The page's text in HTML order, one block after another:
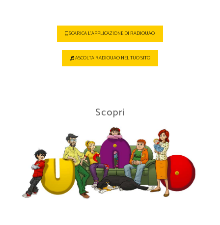
SCARICA L'APPLICAZIONE DI RADIOUAO
ASCOLTA RADIOUAO NEL TUO SITO
Scopri